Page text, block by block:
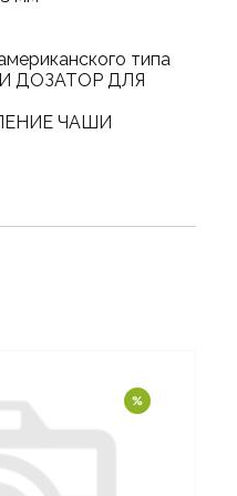
типа
ДОЗАТОР ДЛЯ
ЧАШИ